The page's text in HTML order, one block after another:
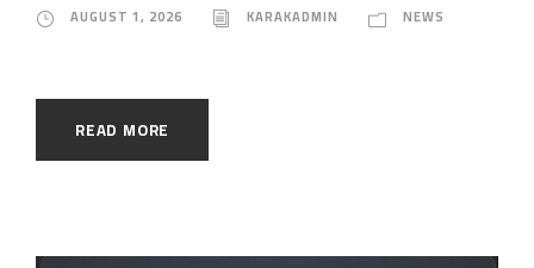
AUGUST 1, 2026 KARAKADMIN NEWS
READ MORE